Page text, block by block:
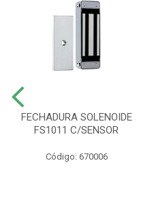
FECHADURA SOLENOIDE
FS1011 C/SENSOR
Código: 670006